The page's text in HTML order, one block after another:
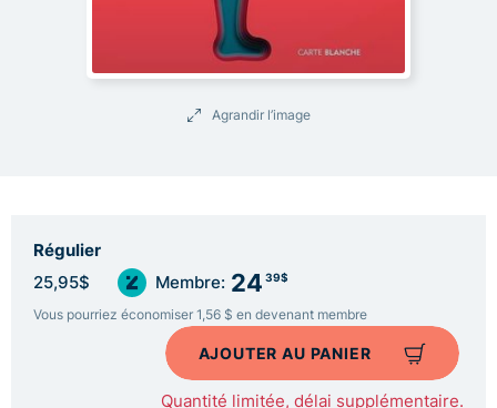
Agrandir l’image
Régulier
25,95$ Membre: 24 39$
Vous pourriez économiser 1,56 $ en devenant membre
AJOUTER AU PANIER
Quantité limitée, délai supplémentaire.